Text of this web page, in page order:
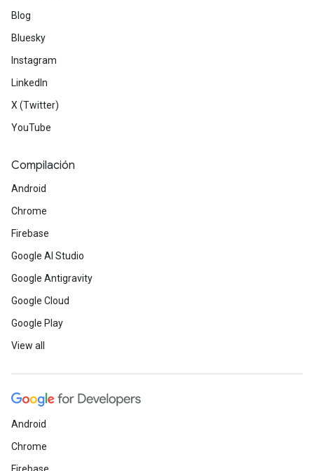
Blog
Bluesky
Instagram
LinkedIn
X (Twitter)
YouTube
Compilación
Android
Chrome
Firebase
Google AI Studio
Google Antigravity
Google Cloud
Google Play
View all
Android
Chrome